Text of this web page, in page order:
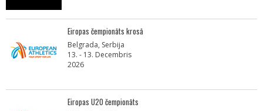
Eiropas čempionāts krosā
Belgrada, Serbija
13. - 13. Decembris
2026
Eiropas U20 čempionāts